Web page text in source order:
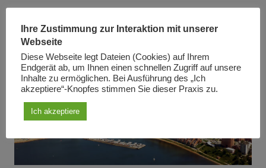
Ihre Zustimmung zur Interaktion mit unserer
Webseite
Diese Webseite legt Dateien (Cookies) auf Ihrem
Endgerät ab, um Ihnen einen schnellen Zugriff auf unsere
Inhalte zu ermöglichen. Bei Ausführung des „Ich
akzeptiere“-Knopfes stimmen Sie dieser Praxis zu.
Ich akzeptiere